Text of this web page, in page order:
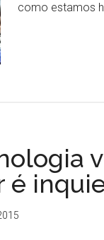
como estamos
é